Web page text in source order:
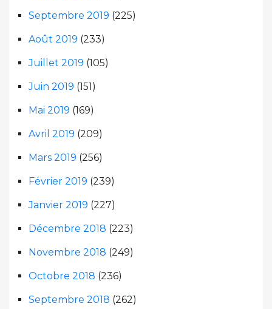
Septembre 2019 (225)
Août 2019 (233)
Juillet 2019 (105)
Juin 2019 (151)
Mai 2019 (169)
Avril 2019 (209)
Mars 2019 (256)
Février 2019 (239)
Janvier 2019 (227)
Décembre 2018 (223)
Novembre 2018 (249)
Octobre 2018 (236)
Septembre 2018 (262)